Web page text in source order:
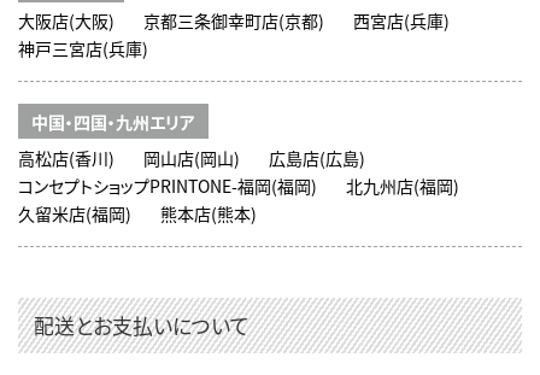
大阪店(大阪)
京都三条御幸町店(京都)
西宮店(兵庫)
神戸三宮店(兵庫)
中国・四国・九州エリア
高松店(香川)
岡山店(岡山)
広島店(広島)
コンセプトショップPRINTONE-福岡(福岡)
北九州店(福岡)
久留米店(福岡)
熊本店(熊本)
配送とお支払いについて